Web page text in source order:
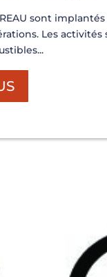
sont implantés
Les